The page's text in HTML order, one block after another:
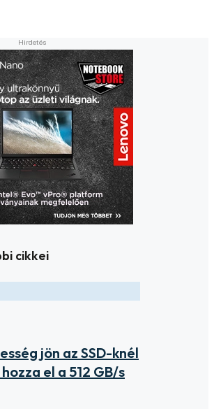
cikkei
jön az SSD-knél
el a 512 GB/s